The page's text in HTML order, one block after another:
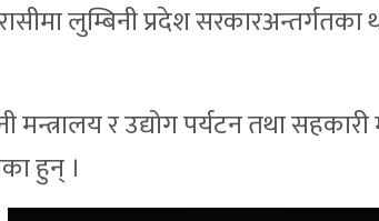
लुम्बिनी प्रदेश सरकारअन्तर्गतका
मन्त्रालय र उद्योग पर्यटन तथा
हुन् ।